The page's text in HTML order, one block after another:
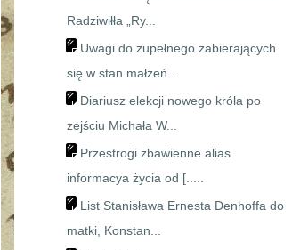
Radziwiłła „Ry...
Uwagi do zupełnego zabierających
się w stan małżeń...
Diariusz elekcji nowego króla po
zejściu Michała W...
Przestrogi zbawienne alias
informacya życia od [.....
List Stanisława Ernesta Denhoffa do
matki, Konstan...